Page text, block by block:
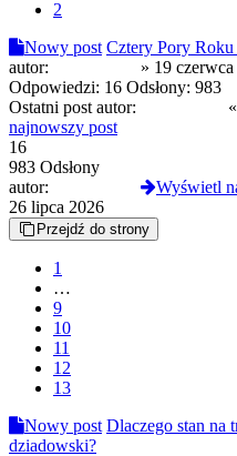
2
Nowy post Cztery Pory
autor:
» 19
Odpowiedzi: 16 Odsłony: 983
Ostatni post autor:
«
najnowszy post
16
983 Odsłony
autor:
Wyświetl
26 lipca 2026
Przejdź do strony
1
…
9
10
11
12
13
Nowy post Dlaczego stan na
dziadowski?